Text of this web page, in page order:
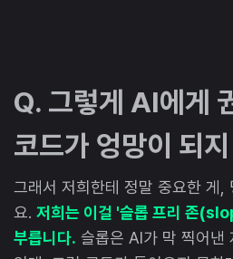
Q. 그렇게 AI에게
코드가 엉망이 되
그래서 저희한테 정말 중요한 게,
요. 저희는 이걸 '슬롭 프리 존
부릅니다. 슬롭은 AI가 막 찍어낸